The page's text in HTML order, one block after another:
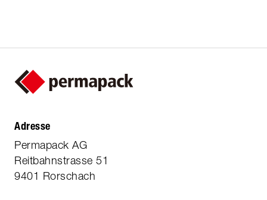
Adresse
Permapack AG
Reitbahnstrasse 51
9401 Rorschach